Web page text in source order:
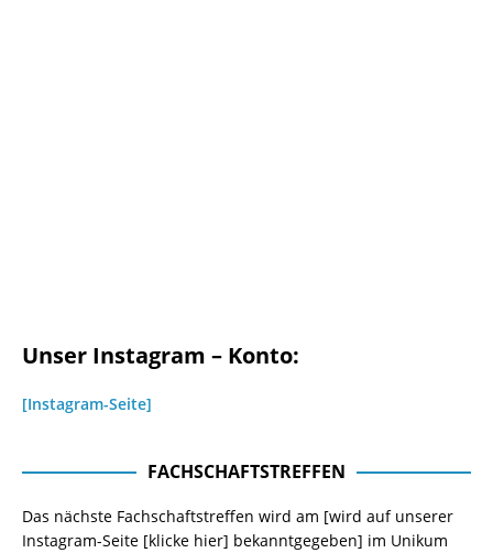
Unser Instagram – Konto:
[Instagram-Seite]
FACHSCHAFTSTREFFEN
Das nächste Fachschaftstreffen wird am [wird auf unserer
Instagram-Seite [klicke hier] bekanntgegeben] im Unikum